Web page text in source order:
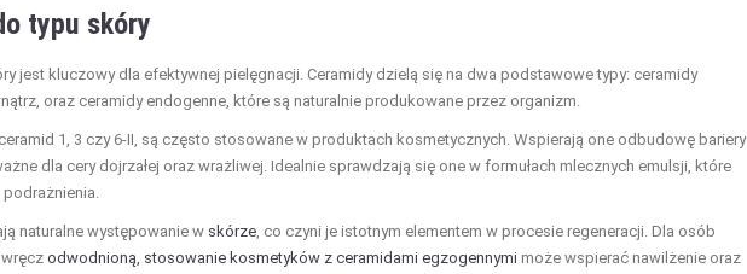
typu skóry
jest kluczowy dla efektywnej pielęgnacji. Ceramidy dzielą się na dwa podstawowe typy: ceramidy
oraz ceramidy endogenne, które są naturalnie produkowane przez organizm.
1, 3 czy 6-II, są często stosowane w produktach kosmetycznych. Wspierają one odbudowę bariery
dla cery dojrzałej oraz wrażliwej. Idealnie sprawdzają się one w formułach mlecznych emulsji, które
podrażnienia.
naturalne występowanie w skórze, co czyni je istotnym elementem w procesie regeneracji. Dla osób
odwodnioną, stosowanie kosmetyków z ceramidami egzogennymi może wspierać nawilżenie oraz